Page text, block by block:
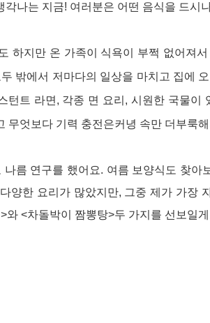
각나는 지금! 여러분은 어떤 음식을 드시
하지만 온 가족이 식욕이 부쩍 없어져
밖에서 저마다의 일상을 마치고 집에 오
턴트 라면 , 각종 면 요리, 시원한 국물이
무엇보다 기력 충전은커녕 속만 더부룩
름 연구를 했어요. 여름 보양식도 찾아
다양한 요리가 많았지만, 그중 제가 가장
와 <차돌박이 짬뽕탕>두 가지를 선보일